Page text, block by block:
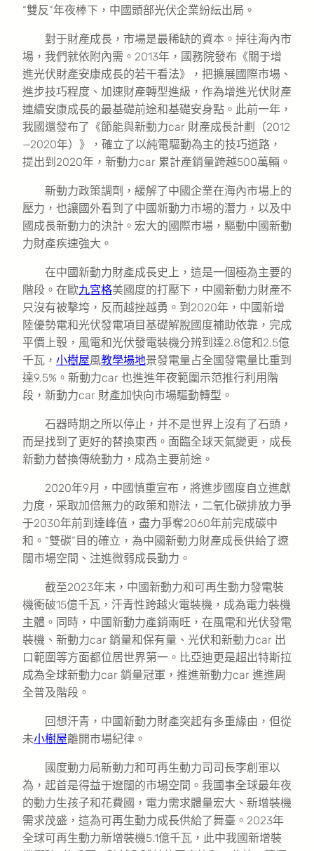
“雙反”年夜棒下，中國頭部光伏企業紛紜出局。
對于財產成長，市場是最稀缺的資本。掉往海內市
場，我們就依附內需。2013年，國務院發布《關于增
進光伏財產安康成長的若干看法》，把擴展國際市場、
進步技巧程度、加速財產轉型進級，作為增進光伏財產
連續安康成長的最基礎前途和基礎安身點。此前一年，
我國還發布了《節能與新動力car 財產成長計劃（2012
—2020年）》，確立了以純電驅動為主的技巧道路，
提出到2020年，新動力car 累計產銷量跨越500萬輛。
新動力政策調劑，緩解了中國企業在海內市場上的
壓力，也讓國外看到了中國新動力市場的潛力，以及中
國成長新動力的決計。宏大的國際市場，驅動中國新動
力財產疾速強大。
在中國新動力財產成長史上，這是一個極為主要的
階段。在歐九宮格美國度的打壓下，中國新動力財產不
只沒有被擊垮，反而越挫越勇。到2020年，中國新增
陸優勢電和光伏發電項目基礎解脫國度補助依靠，完成
平價上彀，風電和光伏發電裝機分辨到達2.8億和2.5億
千瓦， 小樹屋風教學場地景發電量占全國發電量比重到
達9.5%。新動力car 也進進年夜範圍示范推行利用階
段，新動力car 財產加快向市場驅動轉型。
石器時期之所以停止，并不是世界上沒有了石頭，
而是找到了更好的替換東西。面臨全球天氣變更，成長
新動力替換傳統動力，成為主要前途。
2020年9月，中國慎重宣布，將進步國度自立進獻
力度，采取加倍無力的政策和辦法，二氧化碳排放力爭
于2030年前到達峰值，盡力爭奪2060年前完成碳中
和。“雙碳”目的確立，為中國新動力財產成長供給了遼
闊市場空間、注進微弱成長動力。
截至2023年末，中國新動力和可再生動力發電裝
機衝破15億千瓦，汗青性跨越火電裝機，成為電力裝機
主體。同時，中國新動力產銷兩旺，在風電和光伏發電
裝機、新動力car 銷量和保有量、光伏和新動力car 出
口範圍等方面都位居世界第一。比亞迪更是超出特斯拉
成為全球新動力car 銷量冠軍，推進新動力car 進進周
全普及階段。
回想汗青，中國新動力財產突起有多重緣由，但從
未小樹屋離開市場紀律。
國度動力局新動力和可再生動力司司長李創軍以
為，起首是得益于遼闊的市場空間。我國事全球最年夜
的動力生孩子和花費國，電力需求體量宏大、新增裝機
需求茂盛，這為可再生動力成長供給了舞臺。2023年
全球可再生動力新增裝機5.1億千瓦，此中我國新增裝